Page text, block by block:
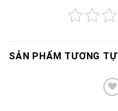
SẢN PHẨM TƯƠNG TỰ